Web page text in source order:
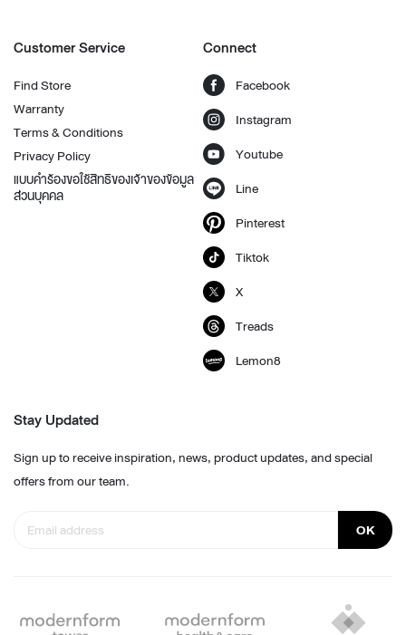
Customer Service
Find Store
Warranty
Terms & Conditions
Privacy Policy
แบบคำร้องขอใช้สิทธิของเจ้าของข้อมูล
ส่วนบุคคล
Connect
Facebook
Instagram
Youtube
Line
Pinterest
Tiktok
X
Treads
Lemon8
Stay Updated
Sign up to receive inspiration, news, product updates, and special
offers from our team.
OK